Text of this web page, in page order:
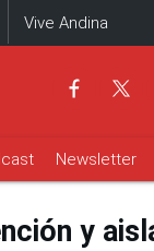
Vive Andina
Newsletter
y